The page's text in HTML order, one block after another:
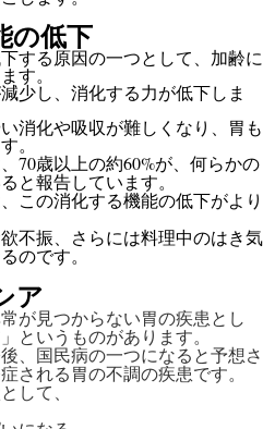
の低下
する原因の一つとして、加齢に
す。
少し、消化する力が低下しま
消化や吸収が難しくなり、胃も
。
70歳以上の約60%が、何らかの
と報告しています。
この消化する機能の低下がより
不振、さらには料理中のはき気
のです。
ア
が見つからない胃の疾患とし
というものがあります。
、国民病の一つになると予想さ
される胃の不調の疾患です。
して、